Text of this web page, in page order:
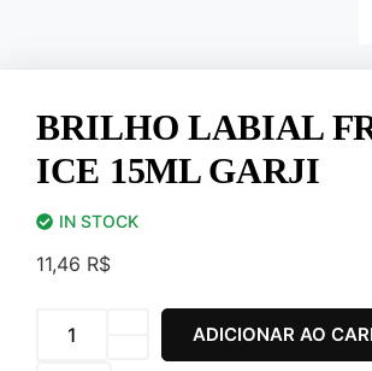
BRILHO LABIAL
ICE 15ML GARJI
IN STOCK
11,46 R$
ADICIONAR AO